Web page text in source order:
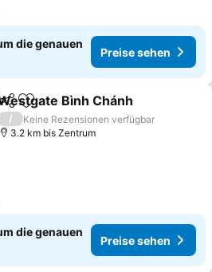
die genauen
Preise sehen
TeilenZu Favoriten hinzufügen
Bình Chánh
/
Keine Rezensionen verfügbar
3.2 km bis Zentrum
die genauen
Preise sehen